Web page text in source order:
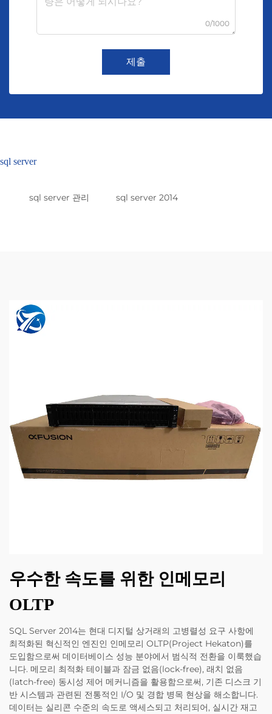
0/1000
제출
sql server
sql server 관리 sql server 2014
우수한 속도를 위한 인메모리
OLTP
SQL Server 2014는 현대 디지털 상거래의 고병렬성 요구 사항에
최적화된 혁신적인 엔진인 인메모리 OLTP(Project Hekaton)를
도입함으로써 데이터베이스 성능 분야에서 범식적 전환을 이룩했습
니다. 메모리 최적화 테이블과 잠금 없음(lock-free), 래치 없음
(latch-free) 동시성 제어 메커니즘을 활용함으로써, 기존 디스크 기
반 시스템과 관련된 전통적인 I/O 및 경합 병목 현상을 해소합니다.
데이터는 실리콘 수준의 속도로 액세스되고 처리되어, 실시간 재고